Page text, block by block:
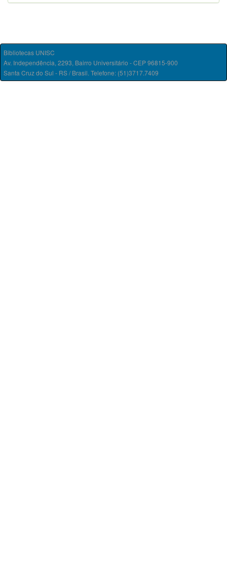
Bibliotecas UNISC
Av. Independência, 2293, Bairro Universitário - CEP 96815-900
Santa Cruz do Sul - RS / Brasil. Telefone: (51)3717.7409